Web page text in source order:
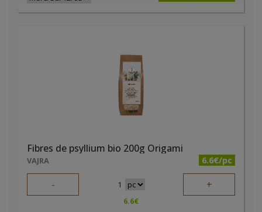
Fibres de psyllium bio 200g Origami
VAJRA 6.6€/pc
- 1 +
6.6€